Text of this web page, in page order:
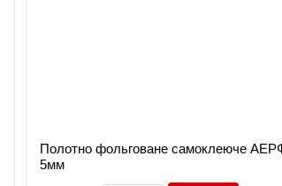
Полотно фольговане самоклеюче
5мм